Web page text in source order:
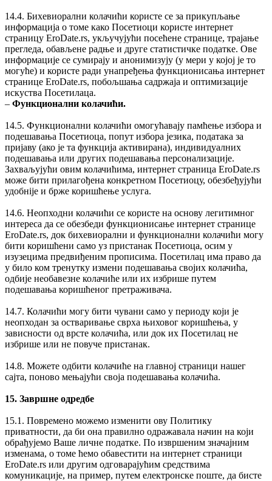
14.4. Бихевиорални колачићи користе се за прикупљање
информација о томе како Посетиоци користе интернет
страницу EroDate.rs, укључујући посећене странице, трајање
прегледа, обављене радње и друге статистичке податке. Ове
информације се сумирају и анонимизују (у мери у којој је то
могуће) и користе ради унапређења функционисања интернет
странице EroDate.rs, побољшања садржаја и оптимизације
искуства Посетилаца.
‒ Функционални колачићи.
14.5. Функционални колачићи омогућавају памћење избора и
подешавања Посетиоца, попут избора језика, података за
пријаву (ако је та функција активирана), индивидуалних
подешавања или других подешавања персонализације.
Захваљујући овим колачићима, интернет страница EroDate.rs
може бити прилагођена конкретном Посетиоцу, обезбеђујући
удобнije и брже коришћење услуга.
14.6. Неопходни колачићи се користе на основу легитимног
интереса да се обезбеди функционисање интернет странице
EroDate.rs, док бихевиорални и функционални колачићи могу
бити коришћени само уз пристанак Посетиоца, осим у
изузецима предвиђеним прописима. Посетилац има право да
у било ком тренутку измени подешавања својих колачића,
одбије необавезне колачиће или их избрише путем
подешавања коришћеног претраживача.
14.7. Колачићи могу бити чувани само у периоду који је
неопходан за остваривање сврха њиховог коришћења, у
зависности од врсте колачића, или док их Посетилац не
избрише или не повуче пристанак.
14.8. Можете одбити колачиће на главној страници нашег
сајта, поново мењајући своја подешавања колачића.
15. Завршне одредбе
15.1. Повремено можемо изменити ову Политику
приватности, да би она правилно одражавала начин на који
обрађујемо Ваше личне податке. По извршеним значајним
изменама, о томе ћемо обавестити на интернет страници
EroDate.rs или другим одговарајућим средствима
комуникације, на пример, путем електронске поште, да бисте